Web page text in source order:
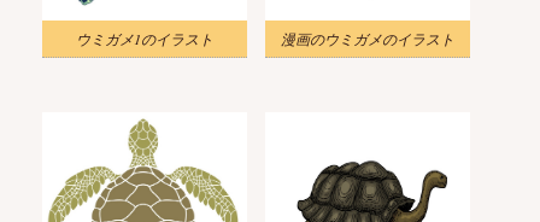
ウミガメ1のイラスト 漫画のウミガメのイラスト